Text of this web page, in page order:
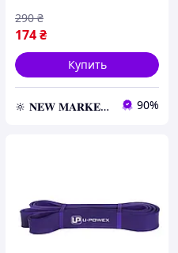
174₴
290 ₴
Купить
🔆 𝐍𝐄𝐖 𝐌𝐀𝐑𝐊𝐄𝐓 🔆 – Продукция премиум-класса от официального представителя! 90%